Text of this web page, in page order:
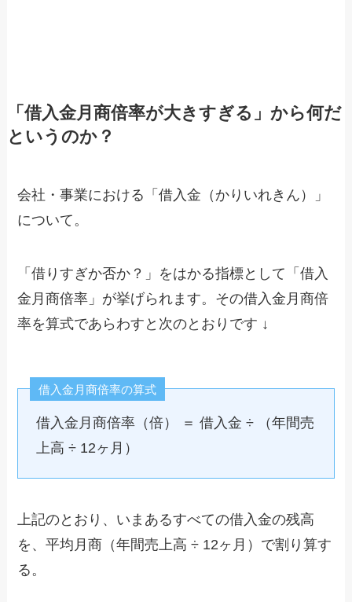
「借入金月商倍率が大きすぎる」から何だ
というのか？
会社・事業における「借入金（かりいれきん）」
について。
「借りすぎか否か？」をはかる指標として「借入
金月商倍率」が挙げられます。その借入金月商倍
率を算式であらわすと次のとおりです ↓
借入金月商倍率の算式
借入金月商倍率（倍） ＝ 借入金 ÷ （年間売
上高 ÷ 12ヶ月）
上記のとおり、いまあるすべての借入金の残高
を、平均月商（年間売上高 ÷ 12ヶ月）で割り算す
る。